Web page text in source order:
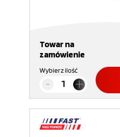
Towar na
zamówienie
Wybierz ilość